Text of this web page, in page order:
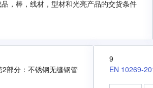
，棒，线材，型材和光亮产品的交货条件
部分：不锈钢无缝钢管
9
EN 10269-